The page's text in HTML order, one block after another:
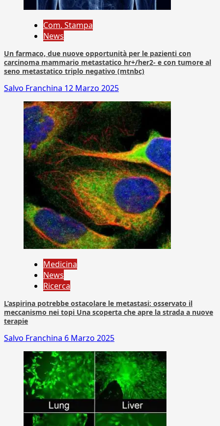
Com. Stampa
News
Un farmaco, due nuove opportunità per le pazienti con
carcinoma mammario metastatico hr+/her2- e con tumore al
seno metastatico triplo negativo (mtnbc)
Salvo Franchina 12 Marzo 2025
Medicina
News
Ricerca
L’aspirina potrebbe ostacolare le metastasi: osservato il
meccanismo nei topi Una scoperta che apre la strada a nuove
terapie
Salvo Franchina 6 Marzo 2025